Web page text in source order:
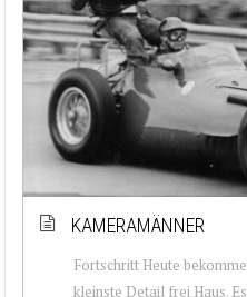
KAMERAMÄNNER
Fortschritt Heute
kleinste Detail frei Haus.